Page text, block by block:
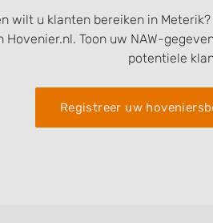
wilt u klanten bereiken in
Hovenier.nl. Toon uw NAW-
potentiele
Registreer uw